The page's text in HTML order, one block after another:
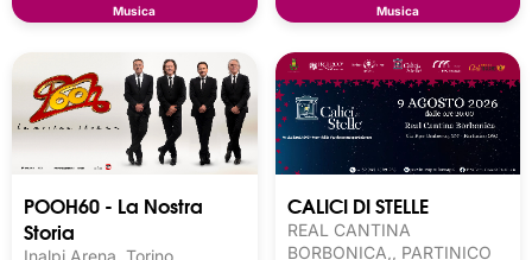
Musica Musica
POOH60 - La Nostra
Storia
CALICI DI STELLE
REAL CANTINA
BORBONICA,, PARTINICO